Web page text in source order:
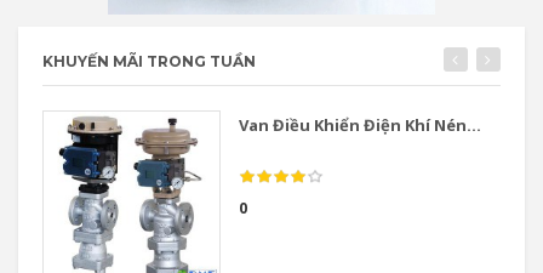
KHUYẾN MÃI TRONG TUẦN
Van Điều Khiển Điện Khí Nén...
0